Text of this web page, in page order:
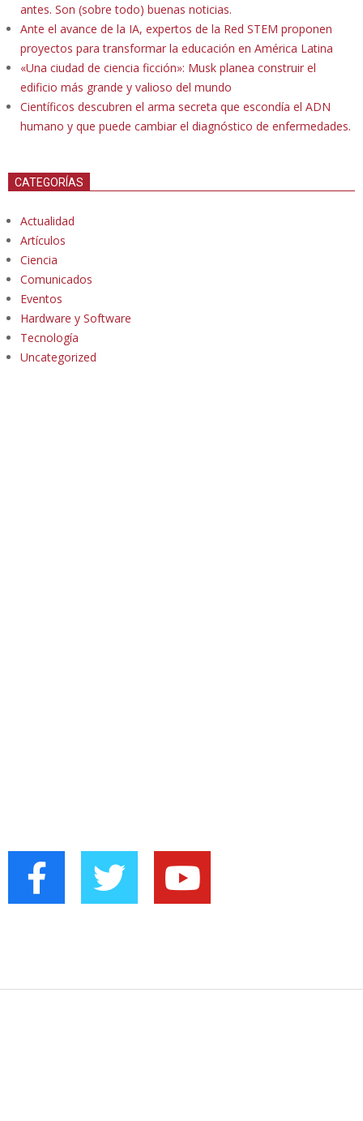
antes. Son (sobre todo) buenas noticias.
Ante el avance de la IA, expertos de la Red STEM proponen
proyectos para transformar la educación en América Latina
«Una ciudad de ciencia ficción»: Musk planea construir el
edificio más grande y valioso del mundo
Científicos descubren el arma secreta que escondía el ADN
humano y que puede cambiar el diagnóstico de enfermedades.
CATEGORÍAS
Actualidad
Artículos
Ciencia
Comunicados
Eventos
Hardware y Software
Tecnología
Uncategorized